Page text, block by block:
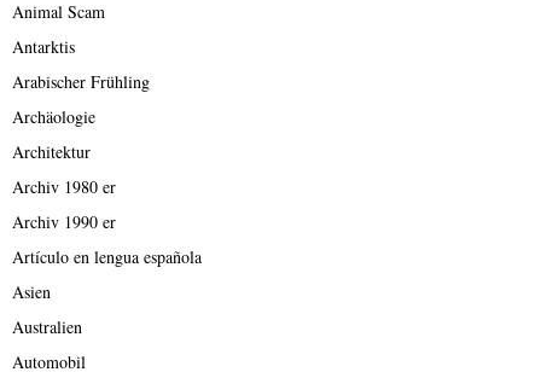
Animal Scam
Antarktis
Arabischer Frühling
Archäologie
Architektur
Archiv 1980 er
Archiv 1990 er
Artículo en lengua española
Asien
Australien
Automobil